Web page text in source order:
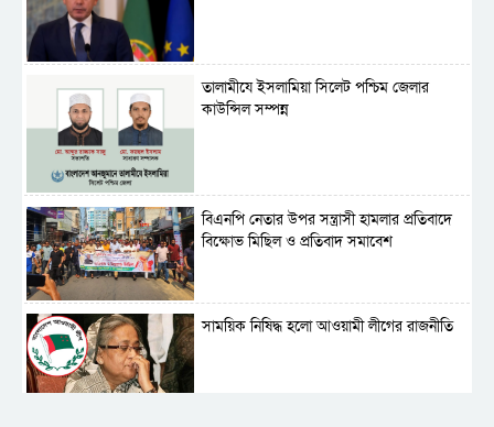
‎তালামীযে ইসলামিয়া সিলেট পশ্চিম জেলার
কাউন্সিল সম্পন্ন
বিএনপি নেতার উপর সন্ত্রাসী হামলার প্রতিবাদে
বিক্ষোভ মিছিল ও প্রতিবাদ সমাবেশ
সাময়িক নিষিদ্ধ হলো আওয়ামী লীগের রাজনীতি